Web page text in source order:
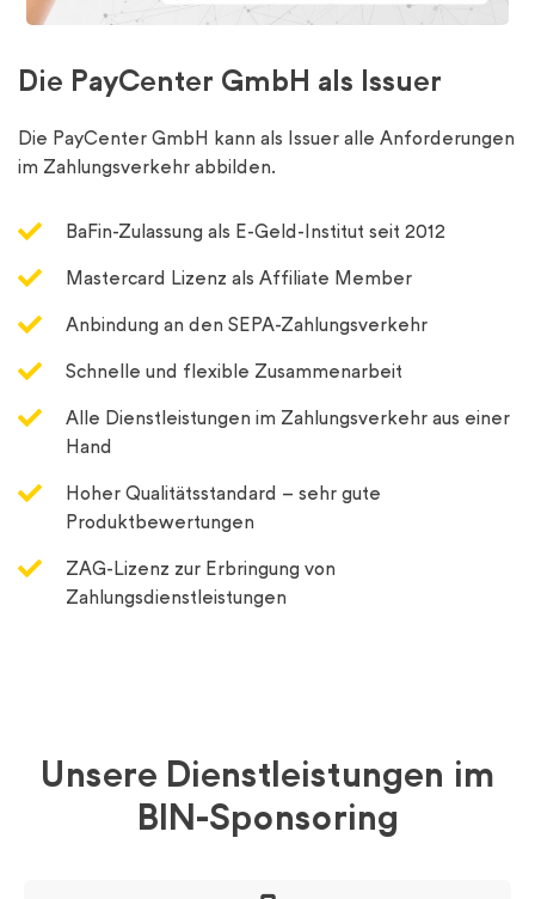
Die PayCenter GmbH als Issuer
Die PayCenter GmbH kann als Issuer alle Anforderungen
im Zahlungsverkehr abbilden.
BaFin-Zulassung als E-Geld-Institut seit 2012
Mastercard Lizenz als Affiliate Member
Anbindung an den SEPA-Zahlungsverkehr
Schnelle und flexible Zusammenarbeit
Alle Dienstleistungen im Zahlungsverkehr aus einer
Hand
Hoher Qualitätsstandard – sehr gute
Produktbewertungen
ZAG-Lizenz zur Erbringung von
Zahlungsdienstleistungen
Unsere Dienstleistungen im
BIN-Sponsoring